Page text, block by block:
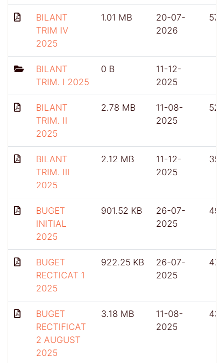
BILANT
TRIM IV
2025
1.01 MB
20-07-
2026
57
BILANT
TRIM. I 2025
0 B
11-12-
2025
BILANT
TRIM. II
2025
2.78 MB
11-08-
2025
BILANT
TRIM. III
2025
2.12 MB
11-12-
2025
BUGET
INITIAL
2025
901.52 KB
26-07-
2025
BUGET
RECTICAT 1
2025
922.25 KB
26-07-
2025
BUGET
RECTIFICAT
2 AUGUST
2025
3.18 MB
11-08-
2025